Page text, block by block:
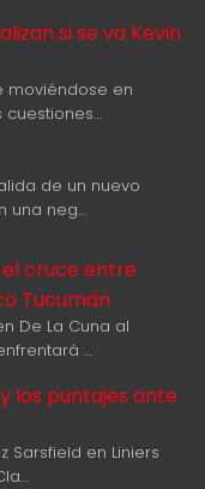
si se va Kevin
moviéndose en
cuestiones…
de un nuevo
una neg…
cruce entre
Tucumán
De La Cuna al
…
los puntajes ante
Sarsfield en Liniers